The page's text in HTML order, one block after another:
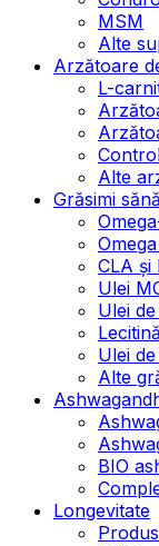
MSM
Alte
Arzătoare
L-
Alte
Grăsimi
CLA şi
Ulei
Ulei
Lecitină
Ulei
Alte
BIO
Longevitate